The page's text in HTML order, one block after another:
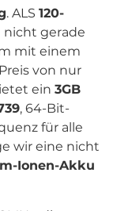
. ALS 120-
nicht gerade
mit einem
von nur
ein 3GB
, 64-Bit-
für alle
wir eine nicht
Ionen-Akku